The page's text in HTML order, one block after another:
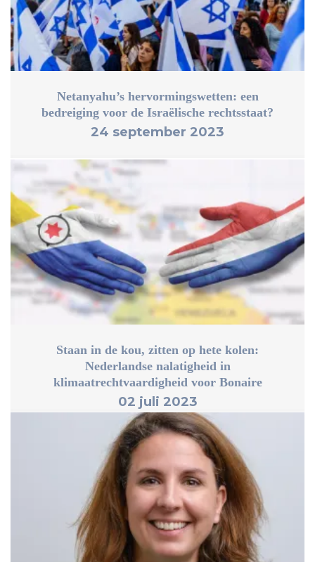
Netanyahu’s hervormingswetten: een
bedreiging voor de Israëlische rechtsstaat?
24 september 2023
Staan in de kou, zitten op hete kolen:
Nederlandse nalatigheid in
klimaatrechtvaardigheid voor Bonaire
02 juli 2023